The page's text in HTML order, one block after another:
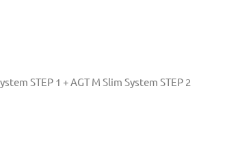
STEP 1 + AGT M Slim System STEP 2